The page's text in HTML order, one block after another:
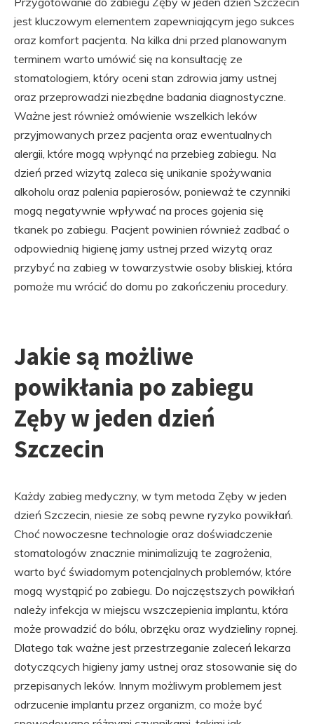
jest kluczowym elementem zapewniającym jego sukces
oraz komfort pacjenta. Na kilka dni przed planowanym
terminem warto umówić się na konsultację ze
stomatologiem, który oceni stan zdrowia jamy ustnej
oraz przeprowadzi niezbędne badania diagnostyczne.
Ważne jest również omówienie wszelkich leków
przyjmowanych przez pacjenta oraz ewentualnych
alergii, które mogą wpłynąć na przebieg zabiegu. Na
dzień przed wizytą zaleca się unikanie spożywania
alkoholu oraz palenia papierosów, ponieważ te czynniki
mogą negatywnie wpływać na proces gojenia się
tkanek po zabiegu. Pacjent powinien również zadbać o
odpowiednią higienę jamy ustnej przed wizytą oraz
przybyć na zabieg w towarzystwie osoby bliskiej, która
pomoże mu wrócić do domu po zakończeniu procedury.
Jakie są możliwe
powikłania po zabiegu
Zęby w jeden dzień
Szczecin
Każdy zabieg medyczny, w tym metoda Zęby w jeden
dzień Szczecin, niesie ze sobą pewne ryzyko powikłań.
Choć nowoczesne technologie oraz doświadczenie
stomatologów znacznie minimalizują te zagrożenia,
warto być świadomym potencjalnych problemów, które
mogą wystąpić po zabiegu. Do najczęstszych powikłań
należy infekcja w miejscu wszczepienia implantu, która
może prowadzić do bólu, obrzęku oraz wydzieliny ropnej.
Dlatego tak ważne jest przestrzeganie zaleceń lekarza
dotyczących higieny jamy ustnej oraz stosowanie się do
przepisanych leków. Innym możliwym problemem jest
odrzucenie implantu przez organizm, co może być